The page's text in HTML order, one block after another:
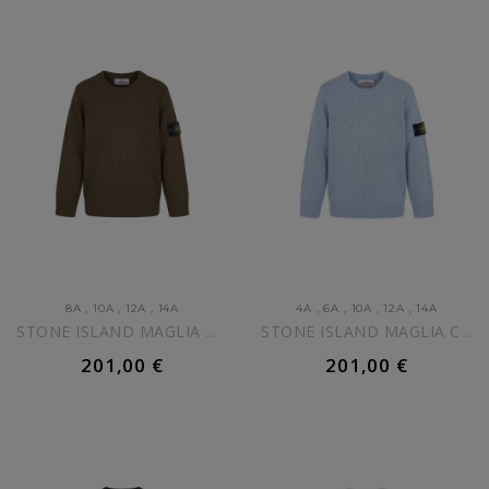
8A , 10A , 12A , 14A
STONE ISLAND MAGLIA MARRONE...
201,00 €
AGGIUNGI AL CARRELLO
4A ,6A , 10A , 12A , 14A
STONE ISLAND MAGLIA CELESTE...
201,00 €
AGGIUNGI AL CARRELLO